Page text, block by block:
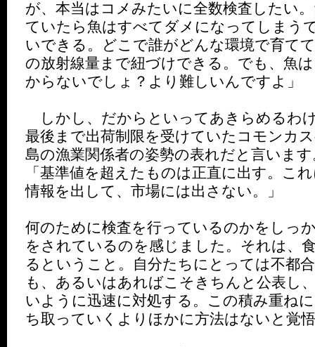
が、本当はコメみたいに全数検査したい
ていたら魚はすべてダメになってしまう
いできる。どこで誰がどんな環境で育て
の放射線量まで紐づけできる。でも、魚
からないでしょ？より難しいんですよ」
しかし、だからといってあきらめるわ
最後まで出荷制限を受けていたコモンカ
島の漁業関係者の姿勢の表れだと言います
「基準値を超えたものは正直に出す。こ
情報を出して、市場には出さない。」
何のために検査を行っているのかをしっ
をされているのを感じました。それは、
るということ。自分たちにとっては不都
も、あるいはあればこそきちんと公表し
いように迅速に対処する。この積み重ね
ち取っていくよりほかに方法はないと覚